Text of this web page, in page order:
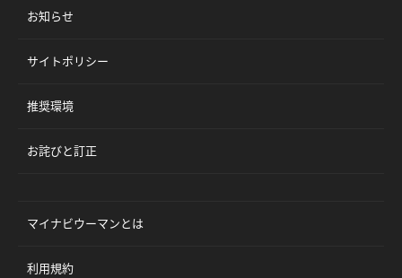
お知らせ
サイトポリシー
推奨環境
お詫びと訂正
マイナビウーマンとは
利用規約